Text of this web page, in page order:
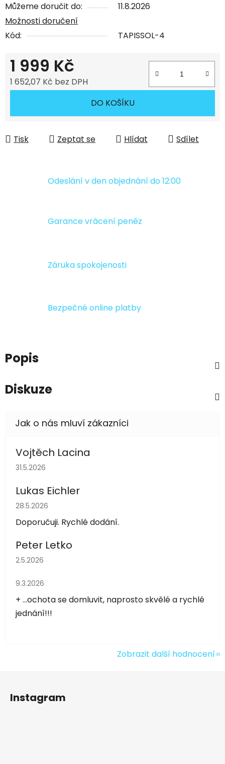
Můžeme doručit do:
11.8.2026
Možnosti doručení
Kód:
TAPISSOL-4
1 999 Kč
1 652,07 Kč bez DPH
DO KOŠÍKU
Tisk Zeptat se Hlídat Sdílet
Odeslání v den objednání do 12:00
Garance vrácení peněz
Záruka spokojenosti
Bezpečné online platby
Popis
Diskuze
Vojtěch Lacina
Hodnocení obchodu je 5 z 5 hvězdiček.
31.5.2026
Lukas Eichler
Hodnocení obchodu je 5 z 5 hvězdiček.
28.5.2026
Doporučuji. Rychlé dodání.
Peter Letko
Hodnocení obchodu je 5 z 5 hvězdiček.
2.5.2026
Hodnocení obchodu je 5 z 5 hvězdiček.
9.3.2026
+ ...ochota se domluvit, naprosto skvělé a rychlé
jednání!!!
Zobrazit další hodnocení
Instagram